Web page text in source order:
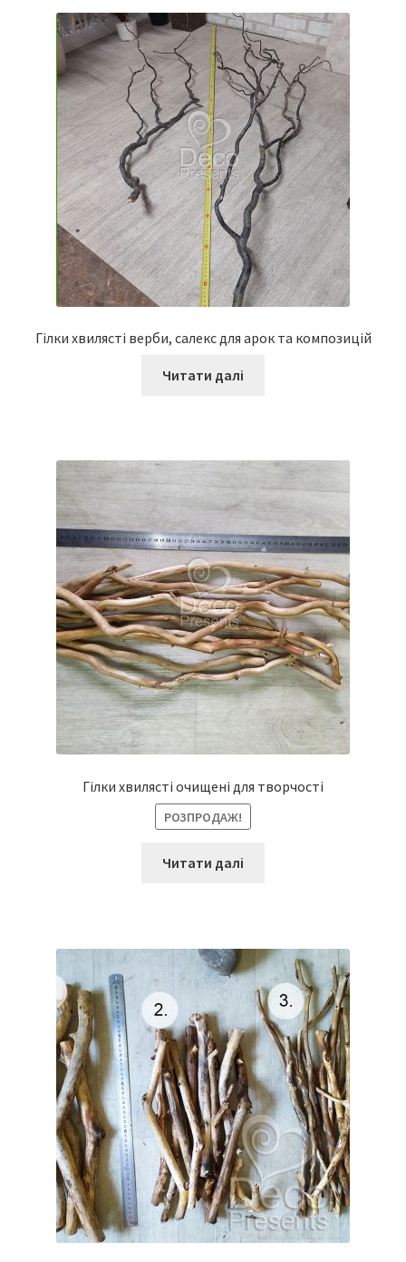
Гілки хвилясті верби, салекс для арок та композицій
Читати далі
Гілки хвилясті очищені для творчості
РОЗПРОДАЖ!
Читати далі